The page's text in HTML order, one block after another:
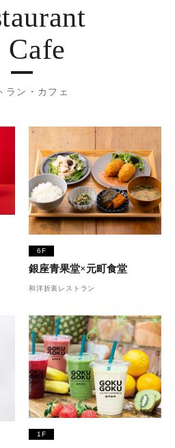
ラン・カフェ
6F
銀座青果堂×元町食堂
和洋折衷レストラン
1F